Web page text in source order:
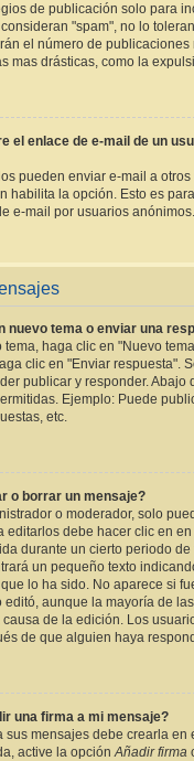
de publicación solo para
"spam", no lo
el número de
mas drásticas, como la
el enlace de e-mail de un
pueden enviar e-mail a otros
habilita la opción. Esto es
e-mail por usuarios anónimos.
nuevo tema o enviar una
tema, haga clic en "Nuevo
clic en "Enviar respuesta".
publicar y responder. Abajo
Ejemplo: Puede
etc.
o borrar un mensaje?
o moderador, solo
editarlos debe hacer clic en en
durante un cierto periodo
un pequeño texto
lo ha sido. No aparece si
aunque la mayoría de
de la edición. Los
de que alguien haya
una firma a mi mensaje?
sus mensajes debe crearla en
active la opciónAñadir firma